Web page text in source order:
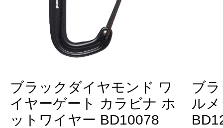
ブラックダイヤモンド ワ
イヤーゲート カラビナ ホ
ットワイヤー BD10078
ブ
ル